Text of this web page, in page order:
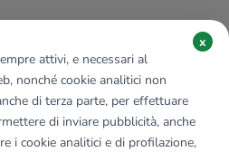
attivi, e necessari al
nonché cookie analitici non
di terza parte, per effettuare
di inviare pubblicità, anche
i cookie analitici e di profilazione,
x